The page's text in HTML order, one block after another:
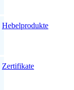
Hebelprodukte
Zertifikate